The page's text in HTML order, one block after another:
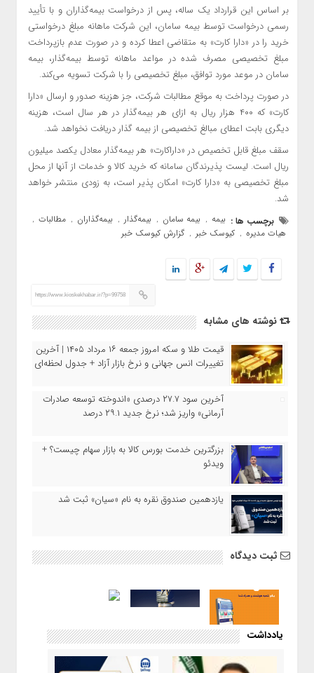
بر اساس این قرارداد یک ساله، پس از درخواست بیمه‌گذاران و با تأیید
رسمی درخواست توسط بیمه سامان، این شرکت ماهانه مبلغ درخواستی
خرید را در «دارا کارت» به متقاضی اعطا کرده و در صورت عدم بازپرداخت
مبلغ تخصیصی مصرف شده در مواعد ماهانه توسط بیمه‌گذار، بیمه
سامان در موعد مورد توافق، مبلغ تخصیصی را با شرکت تسویه می‌کند.
در صورت پرداخت به موقع مطالبات شرکت، جز هزینه صدور و ارسال «دارا
کارت» که ۴٠٠ هزار ریال به ازای هر بیمه‌گذار در هر سال است، هزینه
دیگری بابت اعطای مبالغ تخصیصی از بیمه گذار دریافت نخواهد شد.
سقف مبلغ قابل تخصیص در «داراکارت» هر بیمه‌گذار معادل یکصد میلیون
ریال است. لیست پذیرندگان سامانه که خرید کالا و خدمات از آنها از محل
مبلغ تخصیصی به «دارا کارت» امکان پذیر است، به زودی منتشر خواهد
شد.
برچسب ها : بیمه , بیمه سامان , بیمه‌گذار , بیمه‌گذاران , مطالبات ,
هیات مدیره , کیوسک خبر , گزارش کیوسک خبر
https://www.kioskekhabar.ir/?p=99758
نوشته های مشابه
قیمت طلا و سکه امروز جمعه ۱۶ مرداد ۱۴۰۵ | آخرین
تغییرات انس جهانی و نرخ بازار آزاد + جدول لحظه‌ای
آخرین سود ۲۷.۷ درصدی «اندوخته توسعه صادرات
آرمانی» واریز شد؛ نرخ جدید ۲۹.۱ درصد
بزرگترین خدمت بورس کالا به بازار سهام چیست؟ +
ویدئو
یازدهمین صندوق نقره به نام «سیان» ثبت شد
ثبت دیدگاه
یادداشت